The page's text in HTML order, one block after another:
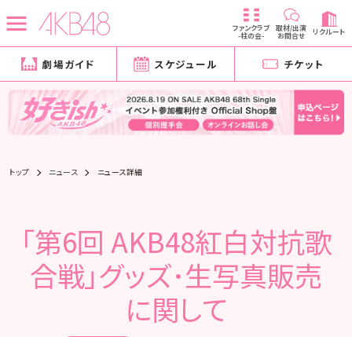
ファンクラブ
-柱の会-
取材/出演
お問合せ リクルート
劇場ガイド スケジュール チケット
トップ ニュース ニュース詳細
「第6回 AKB48紅白対抗歌
合戦」グッズ･生写真販売
に関して